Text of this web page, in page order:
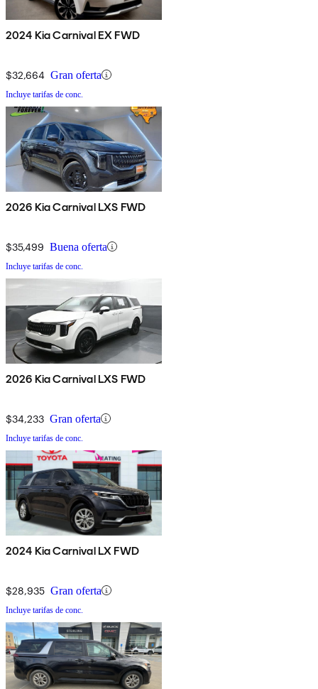
2024 Kia Carnival EX FWD
$32,664 Gran oferta
Incluye tarifas de conc.
2026 Kia Carnival LXS FWD
$35,499 Buena oferta
Incluye tarifas de conc.
2026 Kia Carnival LXS FWD
$34,233 Gran oferta
Incluye tarifas de conc.
2024 Kia Carnival LX FWD
$28,935 Gran oferta
Incluye tarifas de conc.